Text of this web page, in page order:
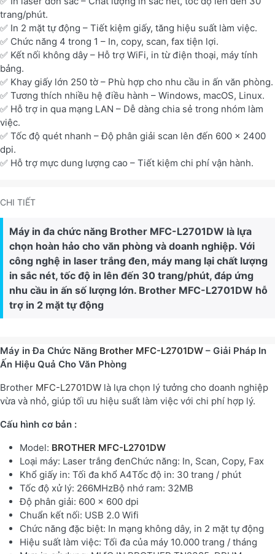
trang/phút.
✅ In 2 mặt tự động – Tiết kiệm giấy, tăng hiệu suất làm việc.
✅ Chức năng 4 trong 1 – In, copy, scan, fax tiện lợi.
✅ Kết nối không dây – Hỗ trợ WiFi, in từ điện thoại, máy tính
bảng.
✅ Khay giấy lớn 250 tờ – Phù hợp cho nhu cầu in ấn văn phòng.
✅ Tương thích nhiều hệ điều hành – Windows, macOS, Linux.
✅ Hỗ trợ in qua mạng LAN – Dễ dàng chia sẻ trong nhóm làm
việc.
✅ Tốc độ quét nhanh – Độ phân giải scan lên đến 600 x 2400
dpi.
✅ Hỗ trợ mực dung lượng cao – Tiết kiệm chi phí vận hành.
CHI TIẾT
Máy in đa chức năng Brother MFC-L2701DW là lựa
chọn hoàn hảo cho văn phòng và doanh nghiệp. Với
công nghệ in laser trắng đen, máy mang lại chất lượng
in sắc nét, tốc độ in lên đến 30 trang/phút, đáp ứng
nhu cầu in ấn số lượng lớn. Brother MFC-L2701DW hỗ
trợ in 2 mặt tự động
Máy in Đa Chức Năng Brother MFC-L2701DW – Giải Pháp In
Ấn Hiệu Quả Cho Văn Phòng
Brother MFC-L2701DW là lựa chọn lý tưởng cho doanh nghiệp
vừa và nhỏ, giúp tối ưu hiệu suất làm việc với chi phí hợp lý.
Cấu hình cơ bản :
Model: BROTHER MFC-L2701DW
Loại máy: Laser trắng đenChức năng: In, Scan, Copy, Fax
Khổ giấy in: Tối đa khổ A4Tốc độ in: 30 trang / phút
Tốc độ xử lý: 266MHzBộ nhớ ram: 32MB
Độ phân giải: 600 x 600 dpi
Chuẩn kết nối: USB 2.0 Wifi
Chức năng đặc biệt: In mạng không dây, in 2 mặt tự động
Hiệu suất làm việc: Tối đa của máy 10.000 trang / tháng